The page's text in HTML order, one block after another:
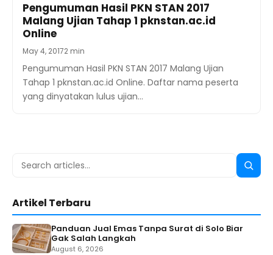
Pengumuman Hasil PKN STAN 2017
Malang Ujian Tahap 1 pknstan.ac.id
Online
May 4, 20172 min
Pengumuman Hasil PKN STAN 2017 Malang Ujian
Tahap 1 pknstan.ac.id Online. Daftar nama peserta
yang dinyatakan lulus ujian…
Search
Search
Artikel Terbaru
Panduan Jual Emas Tanpa Surat di Solo Biar
Gak Salah Langkah
August 6, 2026